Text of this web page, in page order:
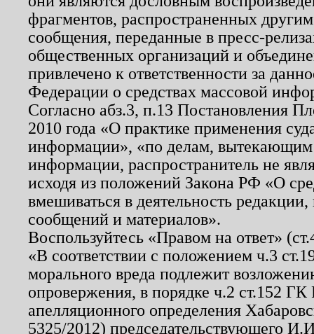
фрагментов, распространенных
сообщения, переданные в пресс-
общественных организаций и
привлечено к ответственности за
Федерации о средствах массовой
Согласно абз.3, п.13 Постановления
2010 года «О практике применения
информации», «по делам, вытекающим
информации, распространитель не
исходя из положений Закона РФ «О
вмешиваться в деятельность
сообщений и материалов».
Воспользуйтесь «Правом на ответ»
«В соответствии с положением ч.3
морального вреда подлежит
опровержения, в порядке ч.2 ст.152
апелляционного определения
5325/2012) председательствующего